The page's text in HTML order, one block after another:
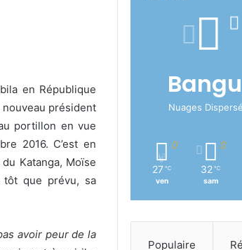
en République
nouveau président
portillon en vue
2016. C’est en
Katanga, Moïse
tôt que prévu, sa
avoir peur de la
Nuages
27 ℃
ven
32 ℃
sam
Populaire